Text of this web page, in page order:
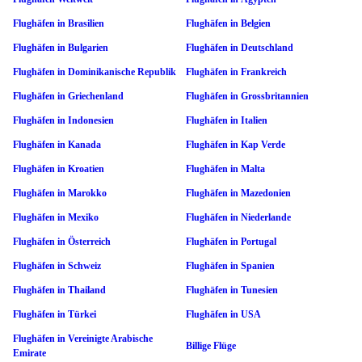
Flughäfen in Brasilien Flughäfen in Belgien
Flughäfen in Bulgarien Flughäfen in Deutschland
Flughäfen in Dominikanische Republik Flughäfen in Frankreich
Flughäfen in Griechenland Flughäfen in Grossbritannien
Flughäfen in Indonesien Flughäfen in Italien
Flughäfen in Kanada Flughäfen in Kap Verde
Flughäfen in Kroatien Flughäfen in Malta
Flughäfen in Marokko Flughäfen in Mazedonien
Flughäfen in Mexiko Flughäfen in Niederlande
Flughäfen in Österreich Flughäfen in Portugal
Flughäfen in Schweiz Flughäfen in Spanien
Flughäfen in Thailand Flughäfen in Tunesien
Flughäfen in Türkei Flughäfen in USA
Flughäfen in Vereinigte Arabische
Emirate
Billige Flüge